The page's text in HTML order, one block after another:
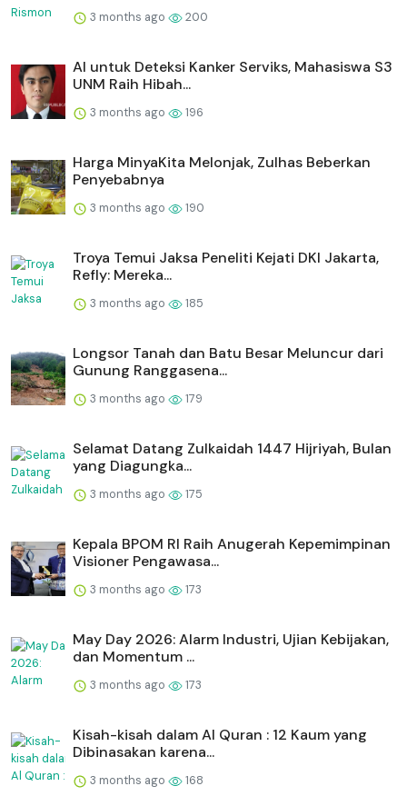
3 months ago 200
AI untuk Deteksi Kanker Serviks, Mahasiswa S3
UNM Raih Hibah...
3 months ago 196
Harga MinyaKita Melonjak, Zulhas Beberkan
Penyebabnya
3 months ago 190
Troya Temui Jaksa Peneliti Kejati DKI Jakarta,
Refly: Mereka...
3 months ago 185
Longsor Tanah dan Batu Besar Meluncur dari
Gunung Ranggasena...
3 months ago 179
Selamat Datang Zulkaidah 1447 Hijriyah, Bulan
yang Diagungka...
3 months ago 175
Kepala BPOM RI Raih Anugerah Kepemimpinan
Visioner Pengawasa...
3 months ago 173
May Day 2026: Alarm Industri, Ujian Kebijakan,
dan Momentum ...
3 months ago 173
Kisah-kisah dalam Al Quran : 12 Kaum yang
Dibinasakan karena...
3 months ago 168